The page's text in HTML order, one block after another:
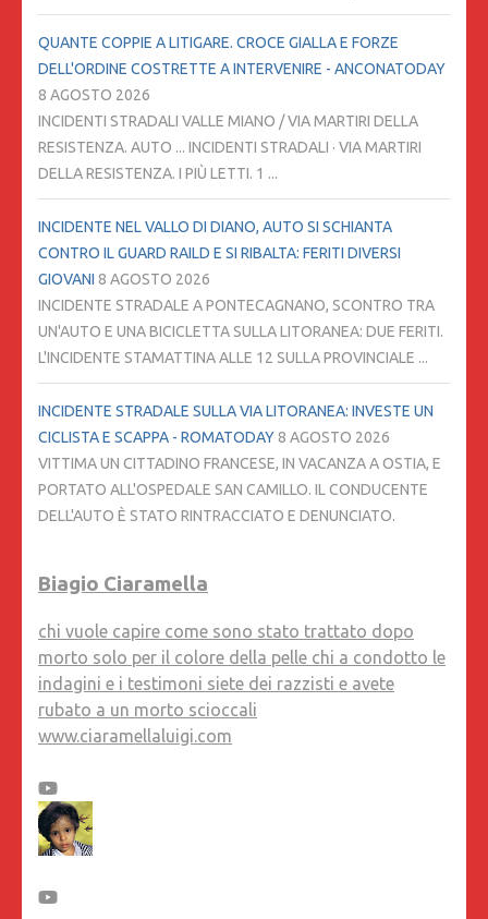
QUANTE COPPIE A LITIGARE. CROCE GIALLA E FORZE
DELL'ORDINE COSTRETTE A INTERVENIRE - ANCONATODAY
8 AGOSTO 2026
INCIDENTI STRADALI VALLE MIANO / VIA MARTIRI DELLA
RESISTENZA. AUTO ... INCIDENTI STRADALI · VIA MARTIRI
DELLA RESISTENZA. I PIÙ LETTI. 1 ...
INCIDENTE NEL VALLO DI DIANO, AUTO SI SCHIANTA
CONTRO IL GUARD RAILD E SI RIBALTA: FERITI DIVERSI
GIOVANI 8 AGOSTO 2026
INCIDENTE STRADALE A PONTECAGNANO, SCONTRO TRA
UN'AUTO E UNA BICICLETTA SULLA LITORANEA: DUE FERITI.
L'INCIDENTE STAMATTINA ALLE 12 SULLA PROVINCIALE ...
INCIDENTE STRADALE SULLA VIA LITORANEA: INVESTE UN
CICLISTA E SCAPPA - ROMATODAY8 AGOSTO 2026
VITTIMA UN CITTADINO FRANCESE, IN VACANZA A OSTIA, E
PORTATO ALL'OSPEDALE SAN CAMILLO. IL CONDUCENTE
DELL'AUTO È STATO RINTRACCIATO E DENUNCIATO.
Biagio Ciaramella
chi vuole capire come sono stato trattato dopo
morto solo per il colore della pelle chi a condotto le
indagini e i testimoni siete dei razzisti e avete
rubato a un morto scioccali
www.ciaramellaluigi.com